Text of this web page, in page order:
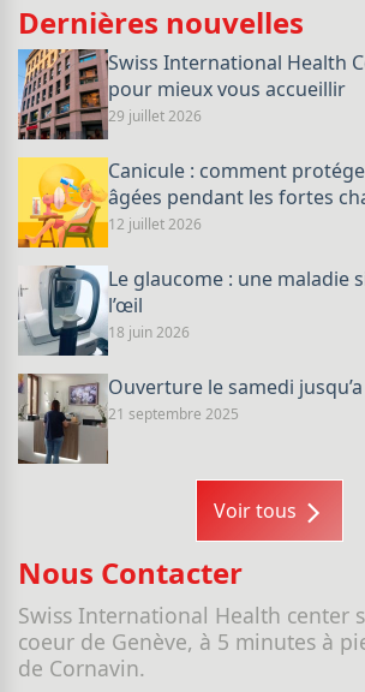
Dernières nouvelles
Swiss International Health
pour mieux vous accueillir
29 juillet 2026
Canicule : comment
âgées pendant les fortes
12 juillet 2026
Le glaucome : une maladie
l’œil
18 juin 2026
Ouverture le samedi
21 septembre 2025
Voir tous
Nous Contacter
Swiss International Health center
coeur de Genève, à 5 minutes à
de Cornavin.